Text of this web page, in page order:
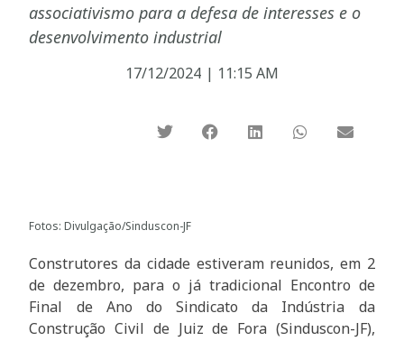
associativismo para a defesa de interesses e o
desenvolvimento industrial
17/12/2024 | 11:15 AM
Fotos: Divulgação/Sinduscon-JF
Construtores da cidade estiveram reunidos, em 2
de dezembro, para o já tradicional Encontro de
Final de Ano do Sindicato da Indústria da
Construção Civil de Juiz de Fora (Sinduscon-JF),